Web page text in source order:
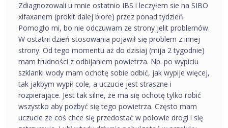
Zdiagnozowali u mnie ostatnio IBS i leczyłem sie na SIBO
xifaxanem (prokit dalej biore) przez ponad tydzień.
Pomogło mi, bo nie odczuwam ze strony jelit problemów.
W ostatni dzień stosowania pojawił się problem z innej
strony. Od tego momentu aż do dzisiaj (mija 2 tygodnie)
mam trudności z odbijaniem powietrza. Np. po wypiciu
szklanki wody mam ochotę sobie odbić, jak wypije więcej,
tak jakbym wypił cole, a uczucie jest straszne i
rozpierające. Jest tak silne, że ma się ochotę tylko robić
wszystko aby pozbyć się tego powietrza. Często mam
uczucie ze coś chce się przedostać w połowie drogi i się